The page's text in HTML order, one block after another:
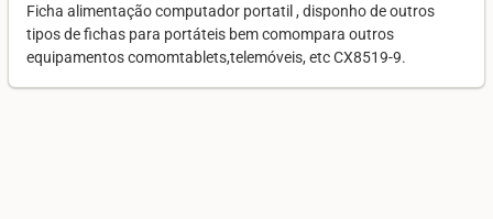
Ficha alimentação computador portatil , disponho de outros
tipos de fichas para portáteis bem comompara outros
equipamentos comomtablets,telemóveis, etc CX8519-9.